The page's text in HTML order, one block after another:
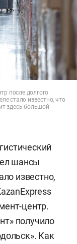
после долгого
стало известно, что
здесь большой
шансы
известно,
центр.
получило
Как